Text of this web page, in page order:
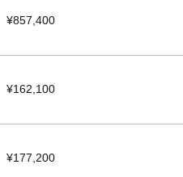
¥857,400
¥162,100
¥177,200